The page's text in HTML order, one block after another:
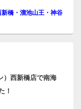
橋・溜池山王・神谷
）西新橋店で南海
！